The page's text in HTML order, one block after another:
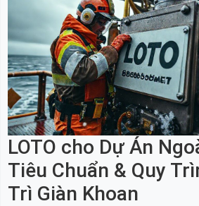
LOTO cho Dự Án
Tiêu Chuẩn & Quy
Trì Giàn Khoan